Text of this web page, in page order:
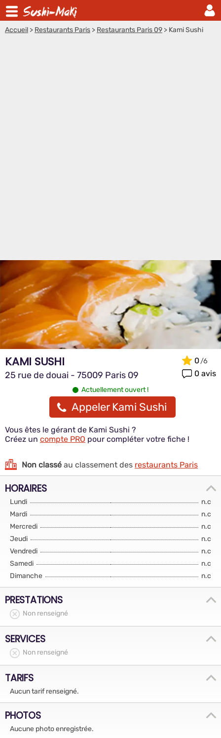
Accueil > Restaurants Paris > Restaurants Paris 09 > Kami Sushi
KAMI SUSHI
25 rue de douai - 75009 Paris 09
0
0 avis
Actuellement ouvert !
Appeler Kami Sushi
Vous êtes le gérant de Kami Sushi ?
Créez un compte PRO pour compléter votre fiche !
Non classé au classement des restaurants Paris
HORAIRES
Lundi
n.c
Mardi
n.c
Mercredi
n.c
Jeudi
n.c
Vendredi
n.c
Samedi
n.c
Dimanche
n.c
PRESTATIONS
Non renseigné
SERVICES
Non renseigné
TARIFS
Aucun tarif renseigné.
PHOTOS
Aucune photo enregistrée.